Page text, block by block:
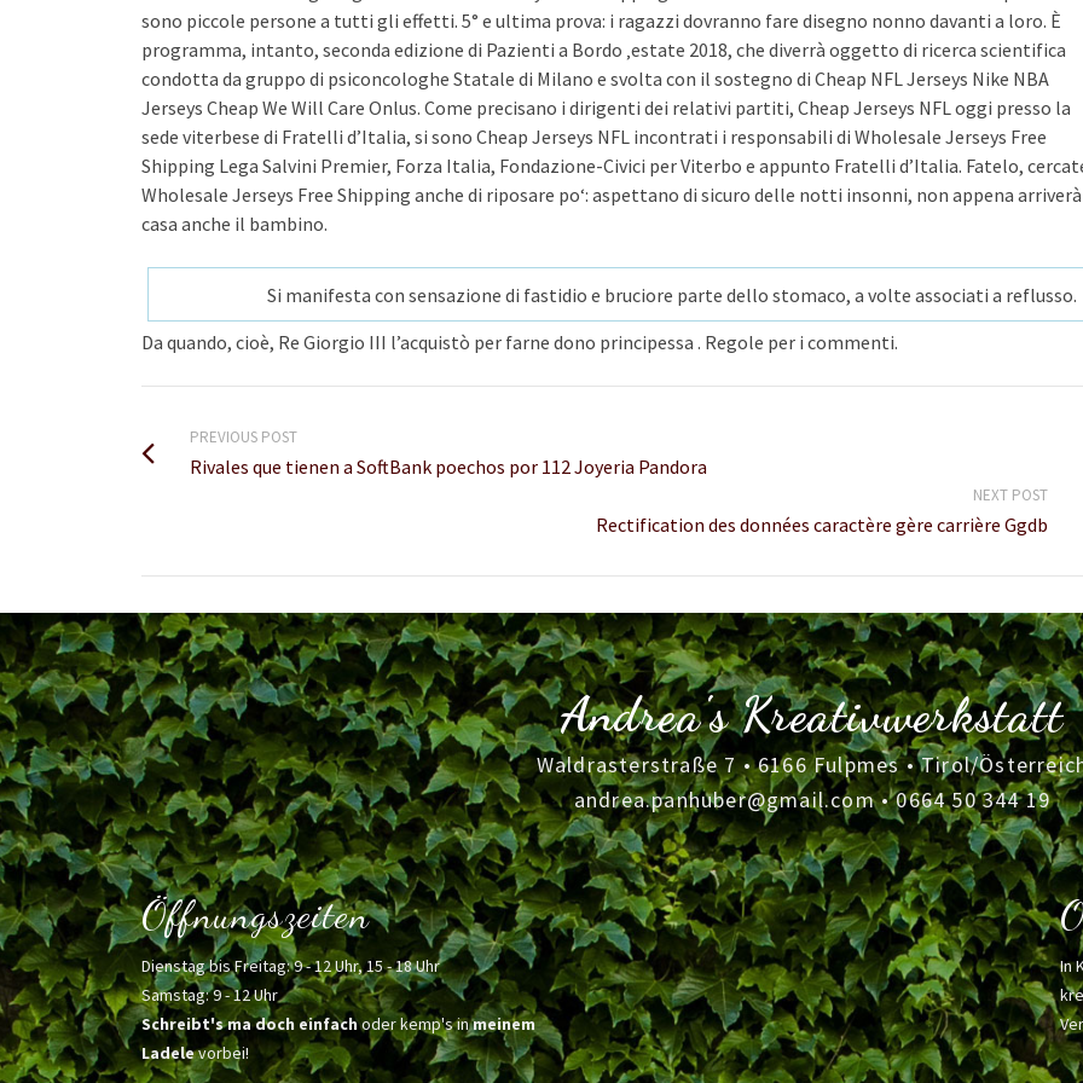
sono piccole persone a tutti gli effetti. 5° e ultima prova: i ragazzi dovranno fare disegno nonno davanti a loro. È
programma, intanto, seconda edizione di Pazienti a Bordo ‚estate 2018, che diverrà oggetto di ricerca scientifica
condotta da gruppo di psiconcologhe Statale di Milano e svolta con il sostegno di Cheap NFL Jerseys Nike NBA
Jerseys Cheap We Will Care Onlus. Come precisano i dirigenti dei relativi partiti, Cheap Jerseys NFL oggi presso la
sede viterbese di Fratelli d’Italia, si sono Cheap Jerseys NFL incontrati i responsabili di Wholesale Jerseys Free
Shipping Lega Salvini Premier, Forza Italia, Fondazione-Civici per Viterbo e appunto Fratelli d’Italia. Fatelo,
Wholesale Jerseys Free Shipping anche di riposare po‘: aspettano di sicuro delle notti insonni, non appena
casa anche il bambino.
Si manifesta con sensazione di fastidio e bruciore parte dello stomaco, a volte associati a reflusso.
Da quando, cioè, Re Giorgio III l’acquistò per farne dono principessa . Regole per i commenti.
PREVIOUS POST
Rivales que tienen a SoftBank poechos por 112 Joyeria Pandora
NEXT POST
Rectification des données caractère gère carrière Ggdb
Andrea's Kreativwerkstatt
Waldrasterstraße 7 • 6166 Fulpmes • Tirol/
andrea.panhuber@gmail.com•0664 50 344 19
Öffnungszeiten
Dienstag bis Freitag: 9 - 12 Uhr, 15 - 18 Uhr
Samstag: 9 - 12 Uhr
Schreibt's ma doch einfachoder kemp's inmeinem
Ladelevorbei!
In